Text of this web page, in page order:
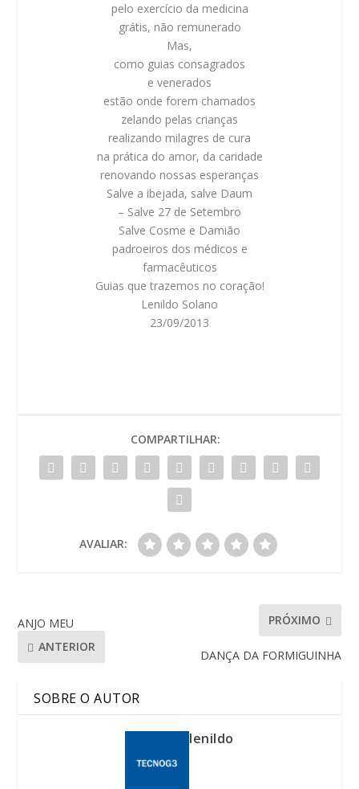
pelo exercício da medicina
grátis, não remunerado
Mas,
como guias consagrados
e venerados
estão onde forem chamados
zelando pelas crianças
realizando milagres de cura
na prática do amor, da caridade
renovando nossas esperanças
Salve a ibejada, salve Daum
– Salve 27 de Setembro
Salve Cosme e Damião
padroeiros dos médicos e
farmacêuticos
Guias que trazemos no coração!
Lenildo Solano
23/09/2013
COMPARTILHAR:
AVALIAR:
ANJO MEU
ANTERIOR
PRÓXIMO
DANÇA DA FORMIGUINHA
SOBRE O AUTOR
lenildo